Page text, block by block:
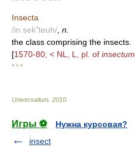
Insecta
/in sek"teuh/ n.
the class comprising the insects.
[1570-80; < NL, L, pl. of insectum
* * *
Universalium 2010
Игры ⚽
Нужна курсовая?
insect